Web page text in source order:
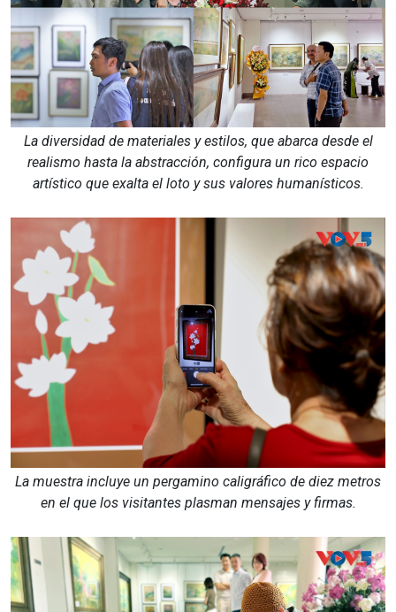
La diversidad de materiales y estilos, que abarca desde el
realismo hasta la abstracción, configura un rico espacio
artístico que exalta el loto y sus valores humanísticos.
La muestra incluye un pergamino caligráfico de diez metros
en el que los visitantes plasman mensajes y firmas.